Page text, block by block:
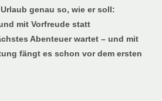
genau so, wie er soll:
mit Vorfreude statt
Abenteuer wartet – und mit
fängt es schon vor dem ersten